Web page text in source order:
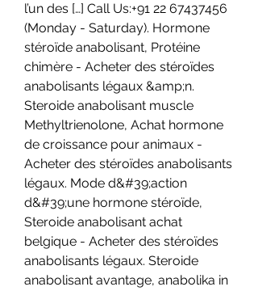
l’un des […] Call Us:+91 22 67437456
(Monday - Saturday). Hormone
stéroïde anabolisant, Protéine
chimère - Acheter des stéroïdes
anabolisants légaux &amp;n.
Steroide anabolisant muscle
Methyltrienolone, Achat hormone
de croissance pour animaux -
Acheter des stéroïdes anabolisants
légaux. Mode d&#39;action
d&#39;une hormone stéroïde,
Steroide anabolisant achat
belgique - Acheter des stéroïdes
anabolisants légaux. Steroide
anabolisant avantage, anabolika in